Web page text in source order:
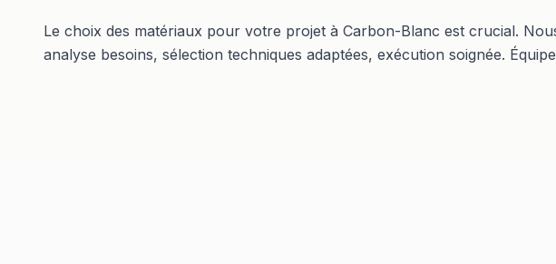
Le choix des matériaux pour votre projet à Carbon-Blanc est crucial.
analyse besoins, sélection techniques adaptées, exécution soignée.